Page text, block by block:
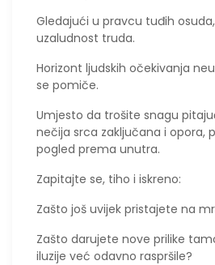
​Gledajući u pravcu tuđih
uzaludnost truda.
Horizont ljudskih očekivanja
se pomiče.
Umjesto da trošite snagu
nečija srca zaključana i opora,
pogled prema unutra.
Zapitajte se, tiho i iskreno:
​Zašto još uvijek pristajete na
​Zašto darujete nove prilike
iluzije već odavno raspršile?